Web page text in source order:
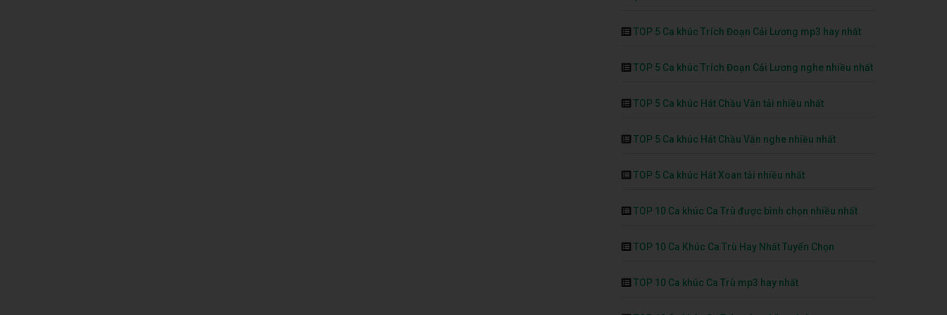
TOP 5 Ca khúc Trích Đoạn Cải Lương mp3 hay nhất
TOP 5 Ca khúc Trích Đoạn Cải Lương nghe nhiều nhất
TOP 5 Ca khúc Hát Chầu Văn tải nhiều nhất
TOP 5 Ca khúc Hát Chầu Văn nghe nhiều nhất
TOP 5 Ca khúc Hát Xoan tải nhiều nhất
TOP 10 Ca khúc Ca Trù được bình chọn nhiều nhất
TOP 10 Ca Khúc Ca Trù Hay Nhất Tuyển Chọn
TOP 10 Ca khúc Ca Trù mp3 hay nhất